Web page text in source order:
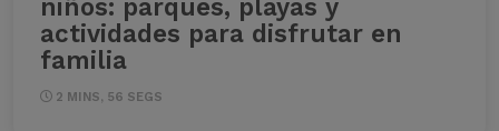
niños: parques, playas y
actividades para disfrutar en
familia
2 MINS, 56 SEGS